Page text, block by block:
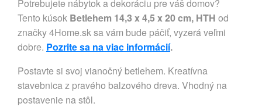
Potrebujete nábytok a dekoráciu pre váš domov?
Tento kúsok Betlehem 14,3 x 4,5 x 20 cm, HTH od
značky 4Home.sk sa vám bude páčiť, vyzerá veľmi
dobre. Pozrite sa na viac informácií.
Postavte si svoj vianočný betlehem. Kreatívna
stavebnica z pravého balzového dreva. Vhodný na
postavenie na stôl.